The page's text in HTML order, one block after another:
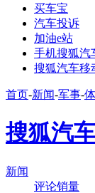
买车宝
汽车投诉
加油e站
手机搜狐汽
搜狐汽车移
首页-新闻-军事-
搜狐汽
新闻
评论销量